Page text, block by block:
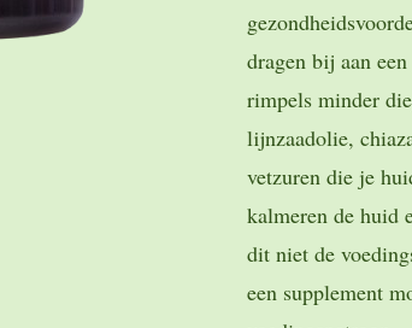
dragen bij aan
rimpels minder
lijnzaadolie,
vetzuren die je
kalmeren de huid
dit niet de
een supplement